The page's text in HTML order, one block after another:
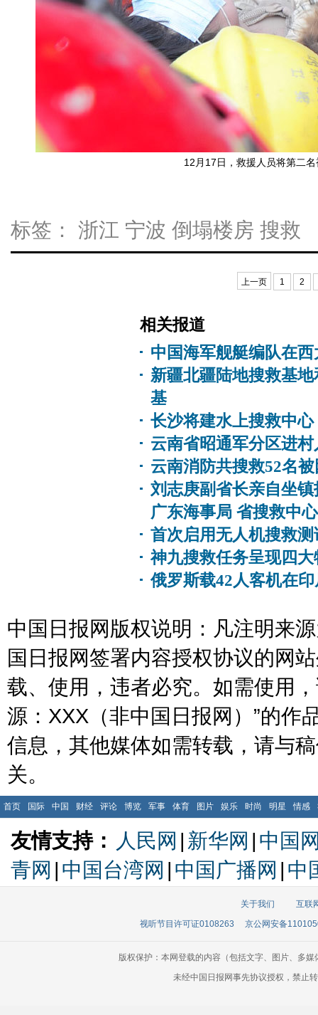
12月17日，救援人员将第二
标签： 浙江 宁波 倒塌楼房 搜救
上一页 1 2
相关报道
中国海军舰艇编队在
新疆北疆陆地搜救基
基
长沙将建水上搜救中
云南省昭通军分区进
云南消防共搜救52名
刘志庚副省长亲自坐镇
广东海事局 省搜救中
首次启用无人机搜救
神九搜救任务呈现四大
俄罗斯载42人客机在
中国日报网版权说明：凡注明来
国日报网签署内容授权协议的网
载、使用，违者必究。如需使用
源：XXX（非中国日报网）”的作
信息，其他媒体如需转载，请与
关。
首页 国际 中国 财经 评论 博览 军事 体育 图片 娱乐 时尚 明星 情感
友情支持： 人民网 | 新华网 | 中国
青网 | 中国台湾网 | 中国广播网 | 中
关于我们
互联
视听节目许可证0108263
京公网安备
版权保护：本网登载的内容（包括文字、图片、多
未经中国日报网事先协议授权，禁止